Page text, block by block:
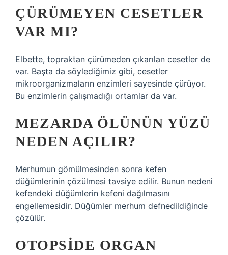
ÇÜRÜMEYEN CESETLER
VAR MI?
Elbette, topraktan çürümeden çıkarılan cesetler de
var. Başta da söylediğimiz gibi, cesetler
mikroorganizmaların enzimleri sayesinde çürüyor.
Bu enzimlerin çalışmadığı ortamlar da var.
MEZARDA ÖLÜNÜN YÜZÜ
NEDEN AÇILIR?
Merhumun gömülmesinden sonra kefen
düğümlerinin çözülmesi tavsiye edilir. Bunun nedeni
kefendeki düğümlerin kefeni dağılmasını
engellemesidir. Düğümler merhum defnedildiğinde
çözülür.
OTOPSIDE ORGAN